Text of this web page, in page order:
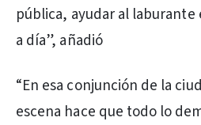
pública, ayudar al laburante
a día”, añadió
“En esa conjunción de la
escena hace que todo lo